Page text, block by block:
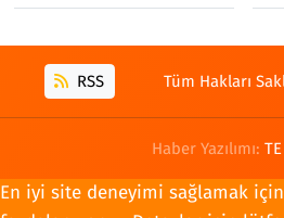
RSS Tüm Hakları
Haber Yazılımı:
En iyi site deneyimi sağlamak